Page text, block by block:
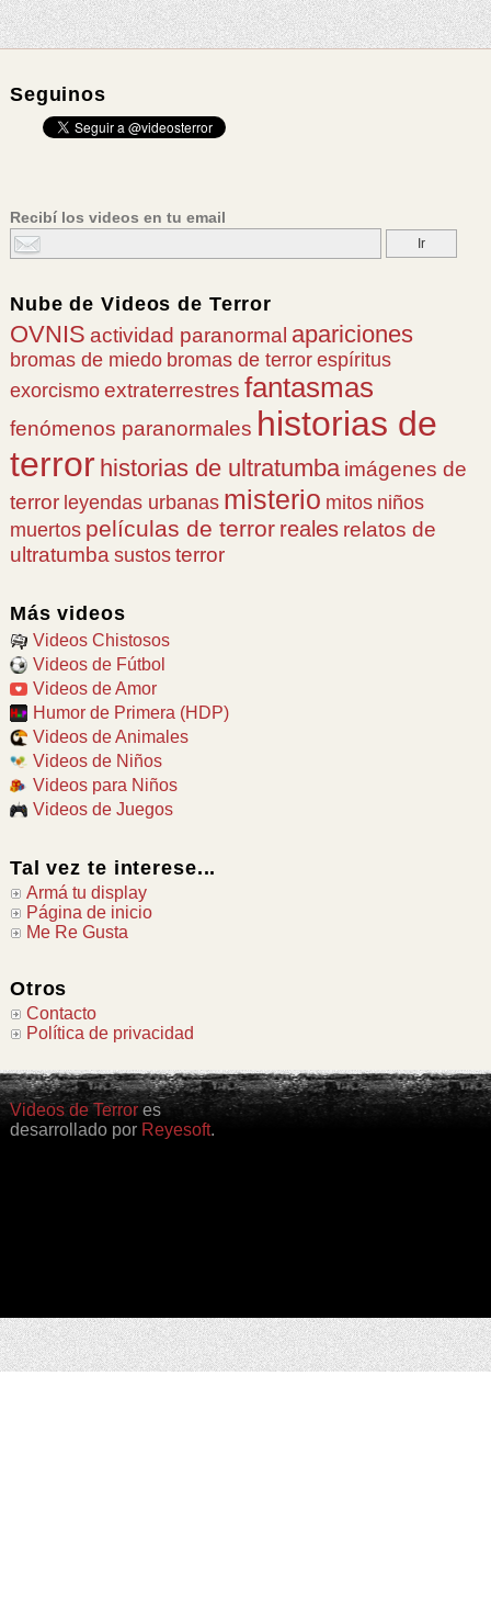
Seguinos
Recibí los videos en tu email
Nube deVideos de Terror
OVNIS actividad paranormal apariciones
bromas de miedo bromas de terror espíritus
exorcismo extraterrestres fantasmas
fenómenos paranormales historias de
terror historias de ultratumba imágenes de
terror leyendas urbanas misterio mitos niños
muertos películas de terror reales relatos de
ultratumba sustos terror
Más videos
Videos Chistosos
Videos de Fútbol
Videos de Amor
Humor de Primera (HDP)
Videos de Animales
Videos de Niños
Videos para Niños
Videos de Juegos
Tal vez te interese...
Armá tu display
Página de inicio
Me Re Gusta
Otros
Contacto
Política de privacidad
Videos de Terrores
desarrollado por Reyesoft.